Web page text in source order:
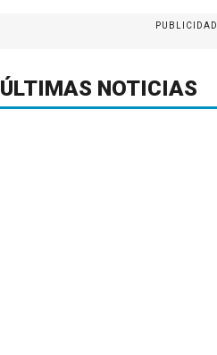
PUBLICIDAD
ÚLTIMAS NOTICIAS